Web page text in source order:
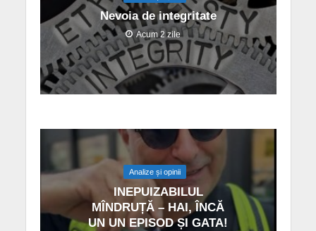
Nevoia de integritate
Acum 2 zile
Analize și opinii
INEPUIZABILUL
MÎNDRUȚĂ – HAI, ÎNCĂ
UN UN EPISOD ȘI GATA!